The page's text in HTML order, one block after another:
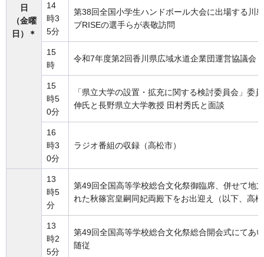
日
（金曜
日）＊
14
時3
5分
第38回全国小学生ハンドボール大会に出場する川
ブRISEの選手らが表敬訪問
15
時
令和7年度第2回香川県広域水道企業団運営協議会
15
時5
0分
「県立大学の設置・拡充に関する検討委員会」委
伸氏と長野県立大学教授 田村秀氏と面談
16
時3
0分
ラジオ番組の収録（高松市）
13
時5
分
第49回全国高等学校総合文化祭御臨席、併せて地
れた秋篠宮皇嗣同妃両殿下をお出迎え（以下、高
13
時2
5分
第49回全国高等学校総合文化祭総合開会式にてあ
随従